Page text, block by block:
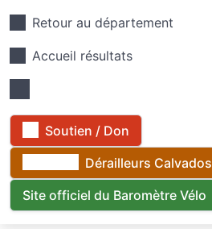
Retour au département
Accueil résultats
Soutien / Don
Dérailleurs Calvados
Site officiel du Baromètre Vélo